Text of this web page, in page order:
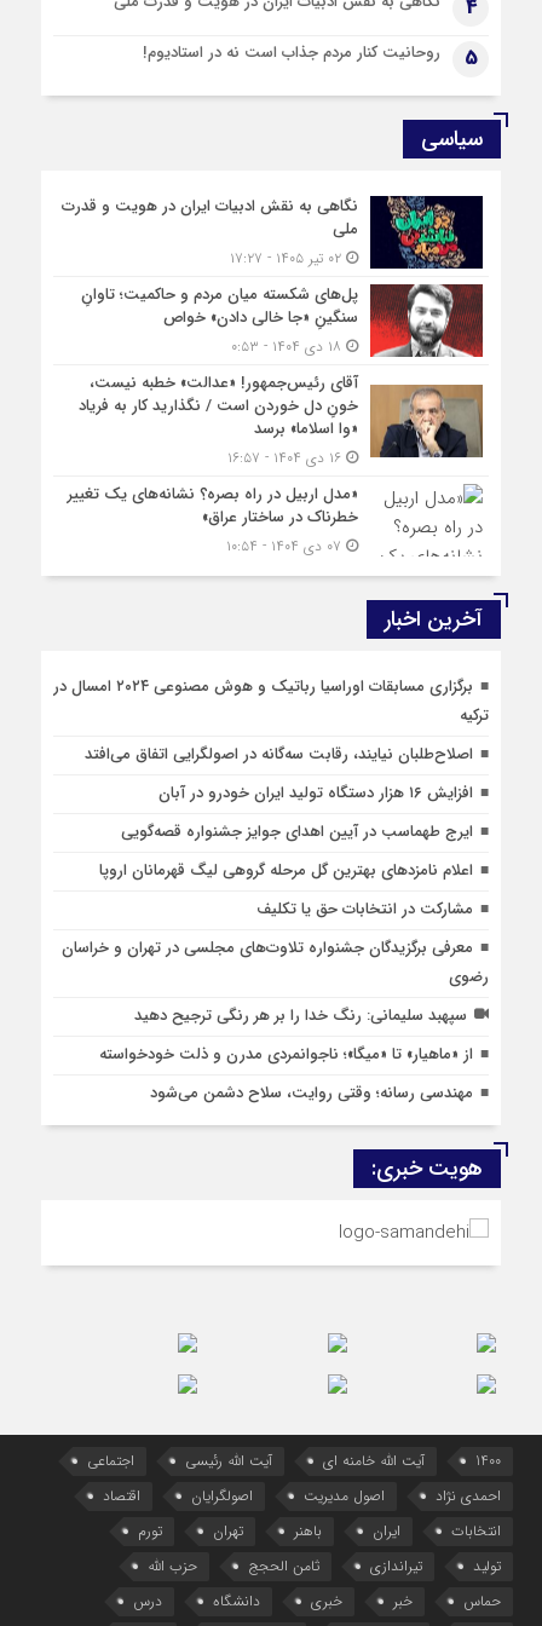
4
5 روحانیت کنار مردم جذاب است نه در استادیوم!
سیاسی
نگاهی به نقش ادبیات ایران در هویت و قدرت
ملی
۰۲ تیر ۱۴۰۵ - ۱۷:۲۷
پل‌های شکسته میان مردم و حاکمیت؛ تاوانِ
سنگینِ «جا خالی دادن» خواص
آقای رئیس‌جمهور! «عدالت» خطبه نیست،
خونِ دل خوردن است / نگذارید کار به فریاد
«وا اسلاما» برسد
۱۶ دی ۱۴۰۴ - ۱۶:۵۷
«مدل اربیل در راه بصره؟ نشانه‌های یک تغییر
خطرناک در ساختار عراق»
آخرین اخبار
برگزاری مسابقات اوراسیا رباتیک و هوش مصنوعی ۲۰۲۴ امسال در
ترکیه
اصلاح‌طلبان نیایند، رقابت سه‌گانه در اصولگرایی اتفاق می‌افتد
افزایش ۱۶ هزار دستگاه تولید ایران خودرو در آبان
ایرج طهماسب در آیین اهدای جوایز جشنواره قصه‌گویی
اعلام نامزدهای بهترین گل مرحله گروهی لیگ قهرمانان اروپا
مشارکت در انتخابات حق یا تکلیف
معرفی برگزیدگان جشنواره تلاوت‌های مجلسی در تهران و خراسان
رضوی
سپهبد سلیمانی: رنگ خدا را بر هر رنگی ترجیح دهید
از «ماهیار» تا «میگا»؛ ناجوانمردی مدرن و ذلت خودخواسته
مهندسی رسانه؛ وقتی روایت، سلاح دشمن می‌شود
هویت خبری:
1400 آیت الله خامنه ای آیت الله رئیسی
اجتماعی
احمدی نژاد
اصول مدیریت اصولگرایان
اقتصاد
انتخابات
ایران باهنر تهران
تورم
تولید
تیراندازی ثامن الحجج
حزب الله
حماس
خبر خبری دانشگاه
درس